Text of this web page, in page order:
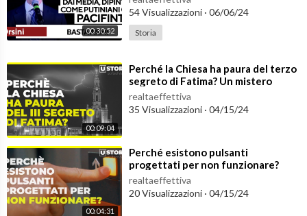
mparare con leggerezza sempre qualcosa di nuovo e stimolant
e.
Unisci alla nostra community e buona visione!
»»Visita il nostro sito:https://www.ustorymagazine.com
»»Iscriviti ora: https://bit.ly/2OIcsHH
»»Seguici su Facebook:https://www.facebook.com/Ustoryvid
00:30:52
accade
54 Visualizzazioni · 06/06/24
Storia
00:09:04
⁣Perché la Chiesa ha paura del terzo
segreto di Fatima? Un mistero
lungo un secolo
realtaeffettiva
35 Visualizzazioni · 04/15/24
00:04:31
⁣Perché esistono pulsanti
progettati per non funzionare?
realtaeffettiva
20 Visualizzazioni · 04/15/24